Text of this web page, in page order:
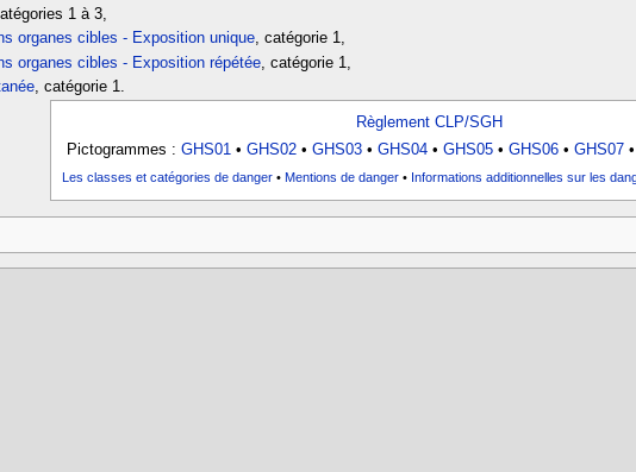
1 à 3,
organes cibles - Exposition unique, catégorie 1,
organes cibles - Exposition répétée , catégorie 1,
, catégorie 1.
Règlement CLP/SGH
Pictogrammes :GHS01 •GHS02 •GHS03 •GHS04 •GHS05 •GHS06 •GHS07
Les classes et catégories de danger •Mentions de danger • Informations additionnelles sur les